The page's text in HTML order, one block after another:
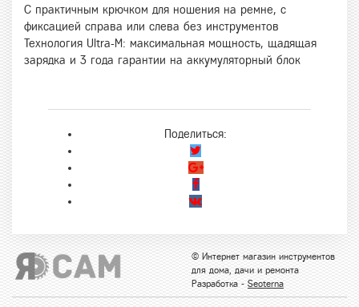
С практичным крючком для ношения на ремне, с
фиксацией справа или слева без инструментов
Технология Ultra-M: максимальная мощность, щадящая
зарядка и 3 года гарантии на аккумуляторный блок
Поделиться:
© Интернет магазин инструментов
для дома, дачи и ремонта
Разработка - Seoterna